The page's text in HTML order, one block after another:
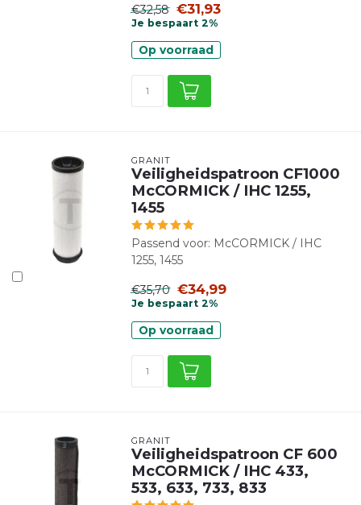
€32,58 €31,93
Je bespaart 2%
Op voorraad
GRANIT
Veiligheidspatroon CF1000
McCORMICK / IHC 1255,
1455
Passend voor: McCORMICK / IHC
1255, 1455
€35,70 €34,99
Je bespaart 2%
Op voorraad
GRANIT
Veiligheidspatroon CF 600
McCORMICK / IHC 433,
533, 633, 733, 833